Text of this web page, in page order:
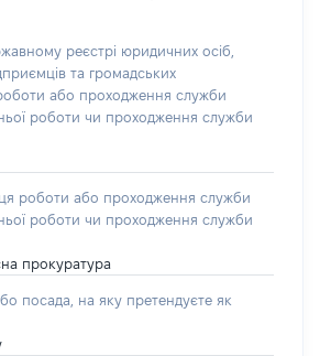
реєстрі юридичних осіб,
та громадських
або проходження служби
роботи чи проходження служби
роботи або проходження служби
роботи чи проходження служби
прокуратура
посада, на яку претендуєте як